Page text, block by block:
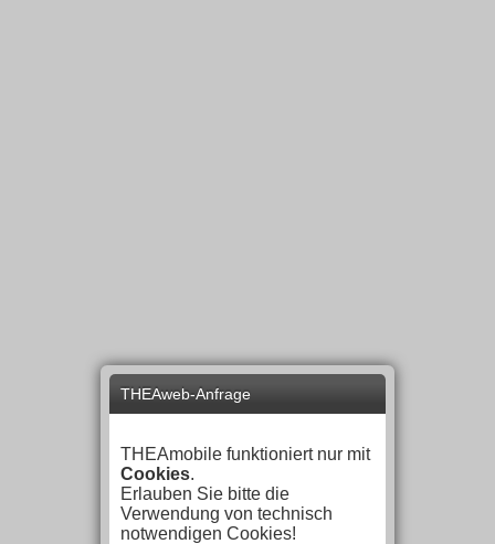
THEAweb-Anfrage
THEAmobile funktioniert nur mit
Cookies.
Erlauben Sie bitte die
Verwendung von technisch
notwendigen Cookies!